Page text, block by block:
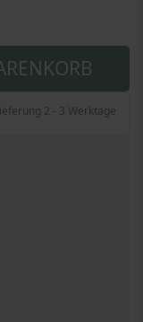
2 - 3 Werktage